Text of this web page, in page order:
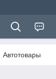
Автотовары